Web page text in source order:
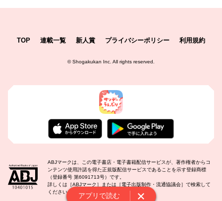
アプリで読む
TOP 連載一覧 新人賞 プライバシーポリシー 利用規約
©Shogakukan Inc. All rights reserved.
ABJマークは、この電子書店・電子書籍配信サービスが、著作権者からコ
ンテンツ使用許諾を得た正規版配信サービスであることを示す登録商標
（登録番号 第6091713号）です。
詳しくは［ABJマーク］または［電子出版制作・流通協議会］で検索して
ください。